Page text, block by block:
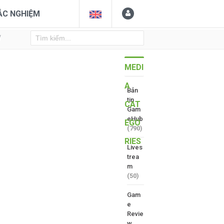
NGHIỆM
MEDI
A
CAT
EGO
RIES
Bản
tin
Gam
eHub
(790)
Lives
trea
m
(50)
Gam
e
Revie